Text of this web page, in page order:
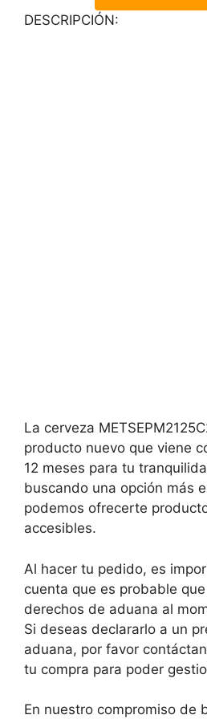
DESCRIPCIÓN:
La cerveza
producto nuevo que viene
12 meses para tu
buscando una opción más
podemos ofrecerte
accesibles.
Al hacer tu pedido, es
cuenta que es probable
derechos de aduana al
Si deseas declararlo a un
aduana, por favor
tu compra para poder
En nuestro compromiso de